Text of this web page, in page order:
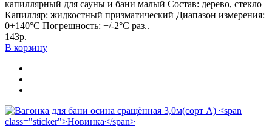
капиллярный для сауны и бани малый Состав: дерево, стекло
Капилляр: жидкостный призматический Диапазон измерения:
0+140°C Погрешность: +/-2°C раз..
143р.
В корзину